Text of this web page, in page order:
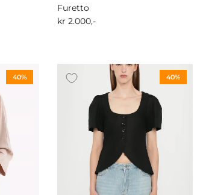
Furetto
kr 2.000,-
40% 40%